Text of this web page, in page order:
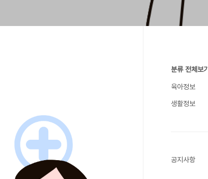
분류 전체보기
육아정보
생활정보
공지사항